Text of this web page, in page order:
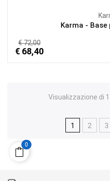
Karma - Base
€ 72,00
€ 68,40
Visualizzazione di
1 2 3
0